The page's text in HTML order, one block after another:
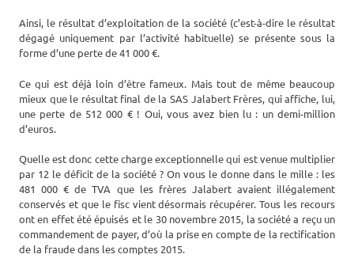
Ainsi, le résultat d’exploitation de la société (c’est-à-dire le résultat
dégagé uniquement par l’activité habituelle) se présente sous la
forme d’une perte de 41 000 €.
Ce qui est déjà loin d’être fameux. Mais tout de même beaucoup
mieux que le résultat final de la SAS Jalabert Frères, qui affiche, lui,
une perte de 512 000 € ! Oui, vous avez bien lu : un demi-million
d’euros.
Quelle est donc cette charge exceptionnelle qui est venue multiplier
par 12 le déficit de la société ? On vous le donne dans le mille : les
481 000 € de TVA que les frères Jalabert avaient illégalement
conservés et que le fisc vient désormais récupérer. Tous les recours
ont en effet été épuisés et le 30 novembre 2015, la société a reçu un
commandement de payer, d’où la prise en compte de la rectification
de la fraude dans les comptes 2015.